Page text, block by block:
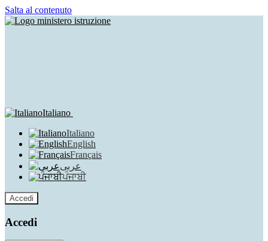
Salta al contenuto
Italiano
Italiano
English
Français
عربى
ਪੰਜਾਬੀ
Accedi
Accedi